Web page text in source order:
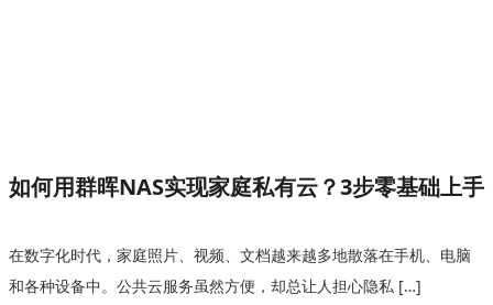
如何用群晖NAS实现家庭私有云？3步零基础上手
在数字化时代，家庭照片、视频、文档越来越多地散落在手机、电脑
和各种设备中。公共云服务虽然方便，却总让人担心隐私 […]